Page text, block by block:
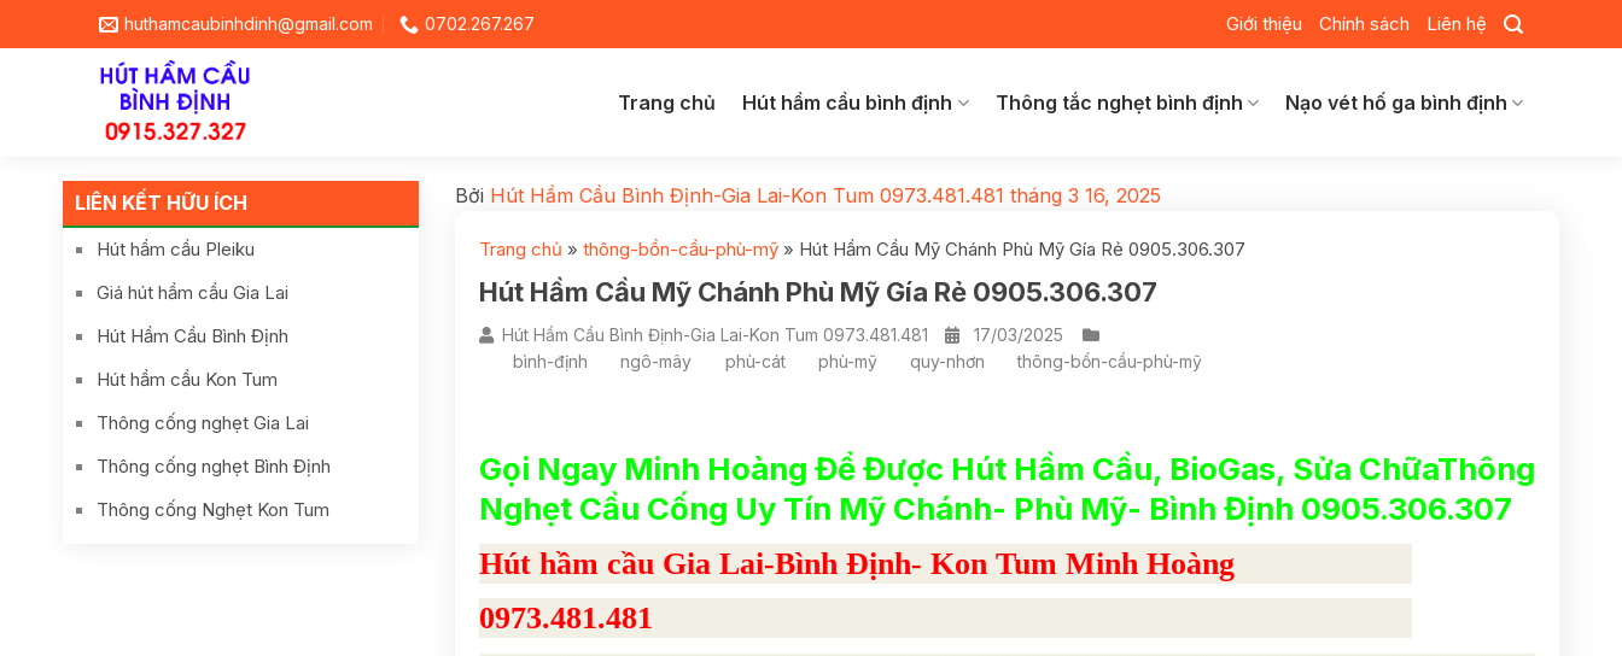
huthamcaubinhdinh@gmail.com 0702.267.267 Giới thiệu Chính sách Liên hệ
Trang chủ Hút hầm cầu bình định Thông tắc nghẹt bình định Nạo vét hố ga bình định
LIÊN KẾT HỮU ÍCH
Hút hầm cầu Pleiku
Giá hút hầm cầu Gia Lai
Hút Hầm Cầu Bình Định
Hút hầm cầu Kon Tum
Thông cống nghẹt Gia Lai
Thông cống nghẹt Bình Định
Thông cống Nghẹt Kon Tum
Bởi Hút Hầm Cầu Bình Định-Gia Lai-Kon Tum 0973.481.481 tháng 3 16, 2025
Trang chủ » thông-bồn-cầu-phù-mỹ » Hút Hầm Cầu Mỹ Chánh Phù Mỹ Gía Rẻ 0905.306.307
Hút Hầm Cầu Mỹ Chánh Phù Mỹ Gía Rẻ 0905.306.307
Hút Hầm Cầu Bình Định-Gia Lai-Kon Tum 0973.481.481
17/03/2025
bình-định
ngô-mây phù-cát phù-mỹ quy-nhơn thông-bồn-cầu-phù-mỹ
Gọi Ngay Minh Hoàng Để Được Hút Hầm Cầu, BioGas, Sửa ChữaThông
Nghẹt Cầu Cống Uy Tín Mỹ Chánh- Phù Mỹ- Bình Định 0905.306.307
Hút hầm cầu Gia Lai-Bình Định- Kon Tum Minh Hoàng
0973.481.481